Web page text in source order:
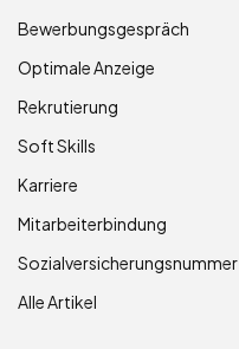
Bewerbungsgespräch
Optimale Anzeige
Rekrutierung
Soft Skills
Karriere
Mitarbeiterbindung
Sozialversicherungsnummer
Alle Artikel